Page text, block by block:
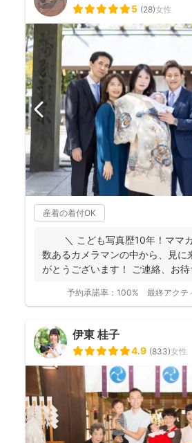
5 (28)女性
産着の着付OK
＼ こども写真歴10年！ママ
数あるカメラマンの中から、見に
がとうございます！ ご連絡、お
予約承諾率： 100% 最終アクテ
伊東 桂子
4.9 (833)女性